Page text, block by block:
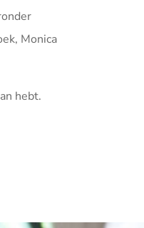
Monica
hebt.